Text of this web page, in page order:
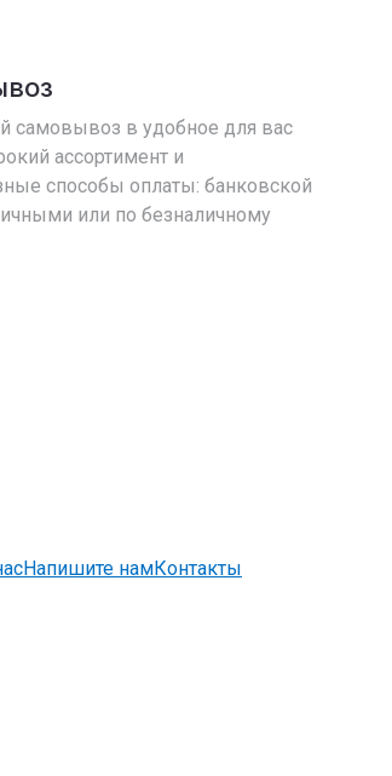
самовывоз в удобное для вас
ассортимент и
способы оплаты: банковской
или по безналичному
Напишите намКонтакты